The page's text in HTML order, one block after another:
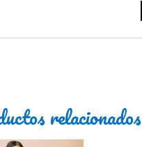
relacionados